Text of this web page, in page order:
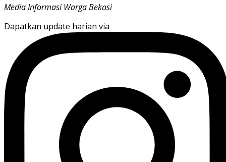
Media Informasi Warga Bekasi
Dapatkan update harian via